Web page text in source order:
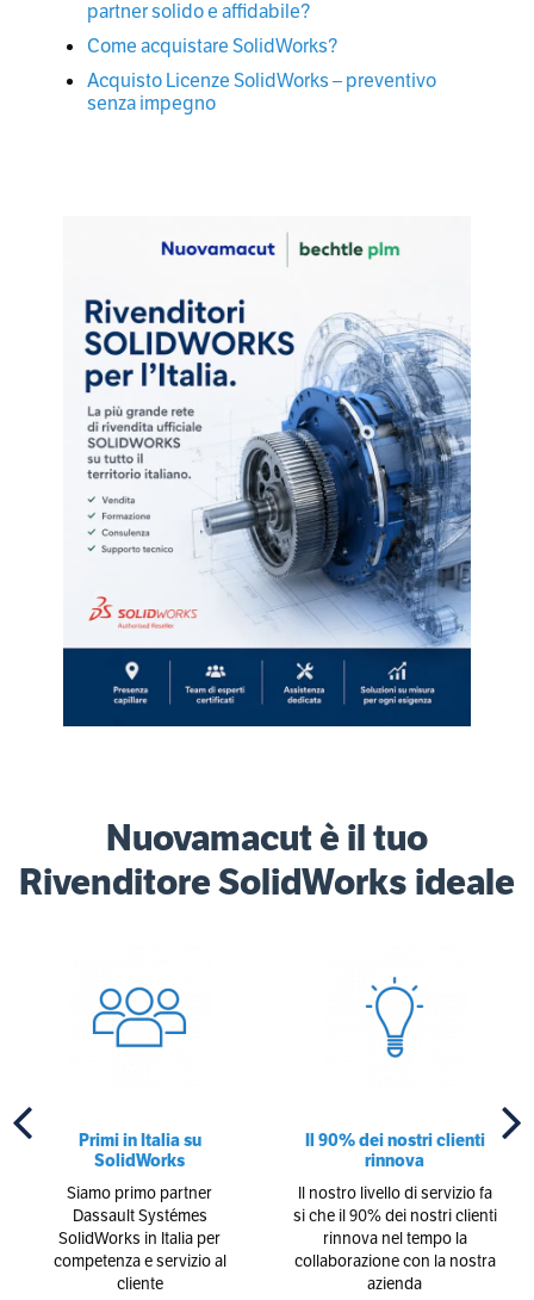
partner solido e affidabile?
Come acquistare SolidWorks?
Acquisto Licenze SolidWorks – preventivo
senza impegno
Nuovamacut è il tuo
Rivenditore SolidWorks ideale
Primi in Italia su
SolidWorks
Siamo primo partner
Dassault Systémes
SolidWorks in Italia per
competenza e servizio al
cliente
Il 90% dei nostri clienti
rinnova
Il nostro livello di servizio fa
si che il 90% dei nostri clienti
rinnova nel tempo la
collaborazione con la nostra
azienda